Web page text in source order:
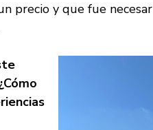
precio y que fue